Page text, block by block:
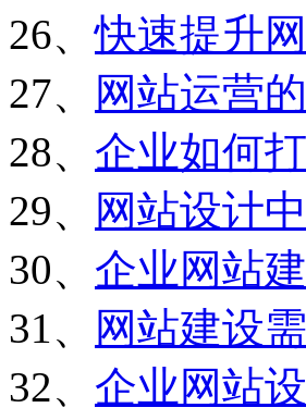
26、快速提升
27、
网站运营
28、 企业如何
29、
网站设计
30、 企业网站
31、
网站建设
32、 企业网站